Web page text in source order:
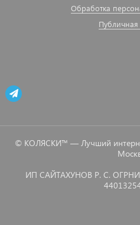
Обработка
© КОЛЯСКИ™ — Лучший
ИП САЙТАХУНОВ Р. С.